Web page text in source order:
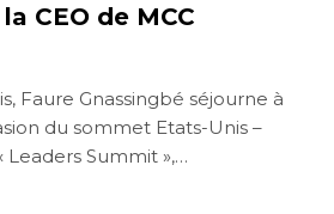
CEO de MCC
Faure Gnassingbé séjourne à
du sommet Etats-Unis –
Summit »,…